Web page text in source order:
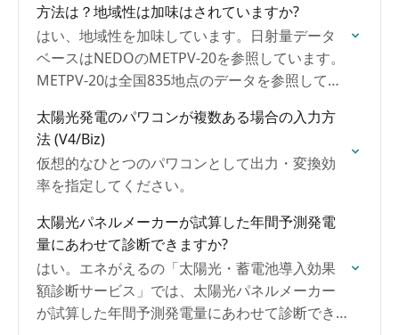
方法は？地域性は加味はされていますか?
はい、地域性を加味しています。日射量データ
ベースはNEDOのMETPV-20を参照しています。
METPV-20は全国835地点のデータを参照してい
太陽光発電のパワコンが複数ある場合の入力方
法 (V4/Biz)
仮想的なひとつのパワコンとして出力・変換効
率を指定してください。
太陽光パネルメーカーが試算した年間予測発電
量にあわせて診断できますか?
はい。エネがえるの「太陽光・蓄電池導入効果
額診断サービス」では、太陽光パネルメーカー
が試算した年間予測発電量にあわせて診断でき